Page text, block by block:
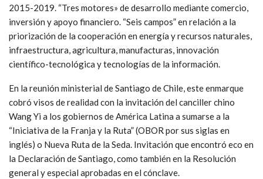
2015-2019. “Tres motores» de desarrollo mediante comercio,
inversión y apoyo financiero. “Seis campos” en relación a la
priorización de la cooperación en energía y recursos naturales,
infraestructura, agricultura, manufacturas, innovación
científico-tecnológica y tecnologías de la información.
En la reunión ministerial de Santiago de Chile, este enmarque
cobró visos de realidad con la invitación del canciller chino
Wang Yi a los gobiernos de América Latina a sumarse a la
“Iniciativa de la Franja y la Ruta” (OBOR por sus siglas en
inglés) o Nueva Ruta de la Seda. Invitación que encontró eco en
la Declaración de Santiago, como también en la Resolución
general y especial aprobadas en el cónclave.